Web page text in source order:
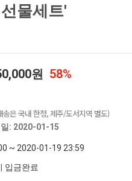
물세트'
원 58%
송은 국내 한정, 제주/도서지역 별도)
: 2020-01-15
~ 2020-01-19 23:59
입금완료